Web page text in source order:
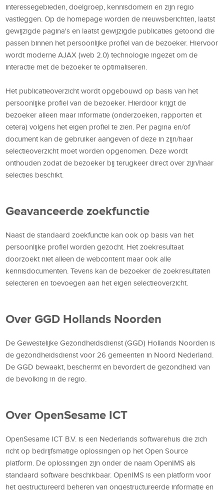
interessegebieden, doelgroep, kennisdomein en zijn regio
vastleggen. Op de homepage worden de nieuwsberichten, laatst
gewijzigde pagina's en laatst gewijzigde publicaties getoond die
passen binnen het persoonlijke profiel van de bezoeker. Hiervoor
wordt moderne AJAX (web 2.0) technologie ingezet om de
interactie met de bezoeker te optimaliseren.
Het publicatieoverzicht wordt opgebouwd op basis van het
persoonlijke profiel van de bezoeker. Hierdoor krijgt de
bezoeker alleen maar informatie (onderzoeken, rapporten et
cetera) volgens het eigen profiel te zien. Per pagina en/of
document kan de gebruiker aangeven of deze in zijn/haar
selectieoverzicht moet worden opgenomen. Deze wordt
onthouden zodat de bezoeker bij terugkeer direct over zijn/haar
selecties beschikt.
Geavanceerde zoekfunctie
Naast de standaard zoekfunctie kan ook op basis van het
persoonlijke profiel worden gezocht. Het zoekresultaat
doorzoekt niet alleen de webcontent maar ook alle
kennisdocumenten. Tevens kan de bezoeker de zoekresultaten
selecteren en toevoegen aan het eigen selectieoverzicht.
Over GGD Hollands Noorden
De Gewestelijke Gezondheidsdienst (GGD) Hollands Noorden is
de gezondheidsdienst voor 26 gemeenten in Noord Nederland.
De GGD bewaakt, beschermt en bevordert de gezondheid van
de bevolking in de regio.
Over OpenSesame ICT
OpenSesame ICT B.V. is een Nederlands softwarehuis die zich
richt op bedrijfsmatige oplossingen op het Open Source
platform. De oplossingen zijn onder de naam OpenIMS als
standaard software beschikbaar. OpenIMS is een platform voor
het gestructureerd beheren van ongestructureerde informatie en